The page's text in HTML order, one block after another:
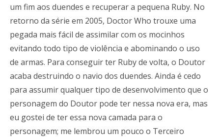
um fim aos duendes e recuperar a pequena Ruby. No
retorno da série em 2005, Doctor Who trouxe uma
pegada mais fácil de assimilar com os mocinhos
evitando todo tipo de violência e abominando o uso
de armas. Para conseguir ter Ruby de volta, o Doutor
acaba destruindo o navio dos duendes. Ainda é cedo
para assumir qualquer tipo de desenvolvimento que o
personagem do Doutor pode ter nessa nova era, mas
eu gostei de ter essa nova camada para o
personagem; me lembrou um pouco o Terceiro